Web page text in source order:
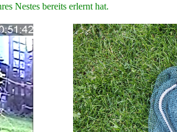
Nestes bereits erlernt hat.